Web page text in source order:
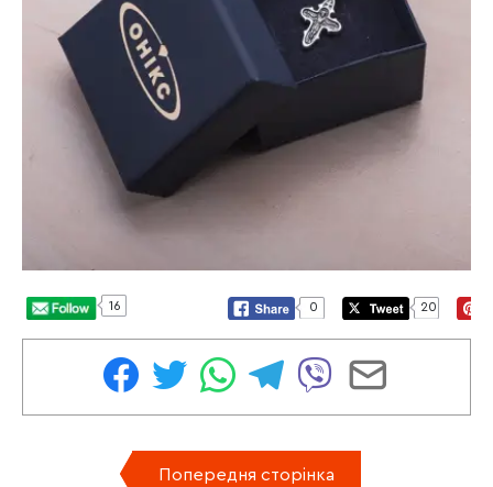
16 0 20
Попередня сторінка